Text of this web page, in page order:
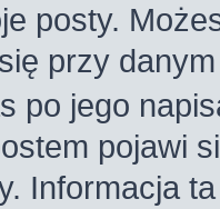
posty.
przy
po jego
pojawi
Informacja